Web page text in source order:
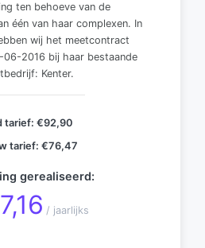
ten behoeve van de
één van haar complexen. In
wij het meetcontract
06-2016 bij haar bestaande
Kenter.
tarief: €92,90
tarief: €76,47
gerealiseerd:
/ jaarlijks